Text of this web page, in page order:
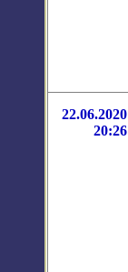
22.06.2020
20:26